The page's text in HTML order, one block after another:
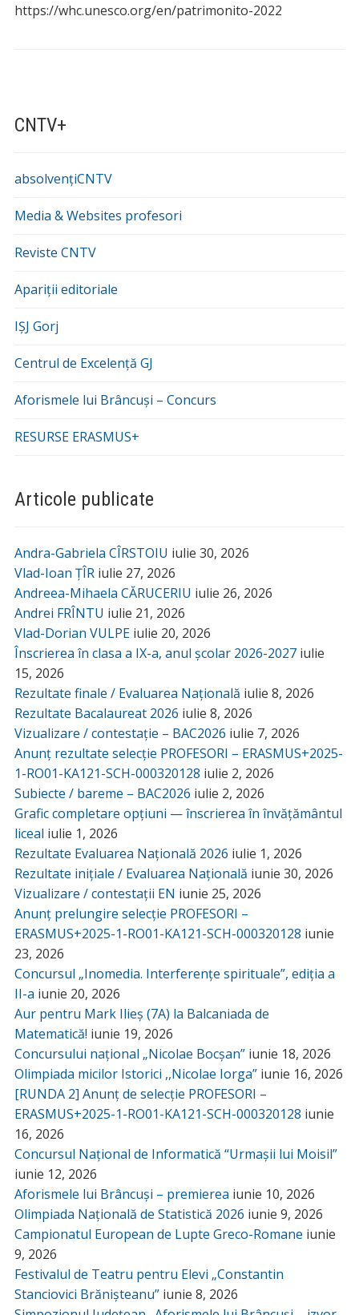
CNTV+
absolvențiCNTV
Media & Websites profesori
Reviste CNTV
Apariții editoriale
IȘJ Gorj
Centrul de Excelență GJ
Aforismele lui Brâncuși – Concurs
RESURSE ERASMUS+
Articole publicate
Andra-Gabriela CÎRSTOIU iulie 30, 2026
Vlad-Ioan ȚÎR iulie 27, 2026
Andreea-Mihaela CĂRUCERIU iulie 26, 2026
Andrei FRÎNTU iulie 21, 2026
Vlad-Dorian VULPE iulie 20, 2026
Înscrierea în clasa a IX-a, anul școlar 2026-2027 iulie
15, 2026
Rezultate finale / Evaluarea Națională iulie 8, 2026
Rezultate Bacalaureat 2026 iulie 8, 2026
Vizualizare / contestație – BAC2026 iulie 7, 2026
Anunț rezultate selecție PROFESORI – ERASMUS+2025-
1-RO01-KA121-SCH-000320128 iulie 2, 2026
Subiecte / bareme – BAC2026 iulie 2, 2026
Grafic completare opțiuni — înscrierea în învățământul
liceal iulie 1, 2026
Rezultate Evaluarea Națională 2026 iulie 1, 2026
Rezultate inițiale / Evaluarea Națională iunie 30, 2026
Vizualizare / contestații EN iunie 25, 2026
Anunț prelungire selecție PROFESORI –
ERASMUS+2025-1-RO01-KA121-SCH-000320128 iunie
23, 2026
Concursul „Inomedia. Interferențe spirituale”, ediția a
II-a iunie 20, 2026
Aur pentru Mark Ilieș (7A) la Balcaniada de
Matematică! iunie 19, 2026
Concursului național „Nicolae Bocșan” iunie 18, 2026
Olimpiada micilor Istorici ,,Nicolae Iorga” iunie 16, 2026
[RUNDA 2] Anunț de selecție PROFESORI –
ERASMUS+2025-1-RO01-KA121-SCH-000320128 iunie
16, 2026
Concursul Național de Informatică “Urmașii lui Moisil”
iunie 12, 2026
Aforismele lui Brâncuși – premierea iunie 10, 2026
Olimpiada Națională de Statistică 2026 iunie 9, 2026
Campionatul European de Lupte Greco-Romane iunie
9, 2026
Festivalul de Teatru pentru Elevi „Constantin
Stanciovici Brănișteanu” iunie 8, 2026
https://whc.unesco.org/en/patrimonito-2022